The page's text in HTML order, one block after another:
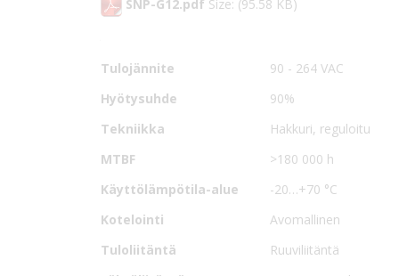
Teholähde tarjoaa erityisen korkean 200 W
ITE hyväksynnät omaavat teholähteet on
oikosulkusuojauksilla.
Lähtöjännite
15,0 VDC
Tulojännite
90 - 264 VAC
Hyötysuhde
90%
Tekniikka
Hakkuri, reguloitu
MTBF
>180 000 h
Käyttölämpötila-alue
-20…+70 °C
Kotelointi
Avomallinen
Tuloliitäntä
Ruuviliitäntä
SNP-G12.pdf Size: (95.58 KB)